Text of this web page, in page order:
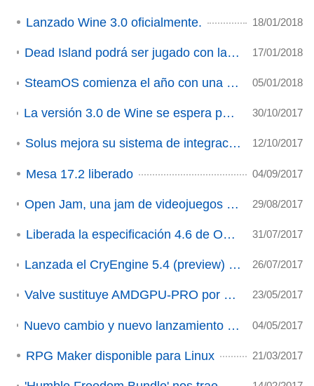
Lanzado Wine 3.0 oficialmente. 18/01/2018
Dead Island podrá ser jugado con la próxima versión de Mesa. 17/01/2018
SteamOS comienza el año con una nueva versión Beta. 05/01/2018
La versión 3.0 de Wine se espera para finales de año con Direct3D 11 (ACTUALIZACIÓN) 30/10/2017
Solus mejora su sistema de integración con Steam 12/10/2017
Mesa 17.2 liberado 04/09/2017
Open Jam, una jam de videojuegos con espíritu open source 29/08/2017
Liberada la especificación 4.6 de OpenGL 31/07/2017
Lanzada el CryEngine 5.4 (preview) con soporte para Vulkan en modo beta 26/07/2017
Valve sustituye AMDGPU-PRO por Mesa en SteamOS (ACTUALIZADO) 23/05/2017
Nuevo cambio y nuevo lanzamiento en Steam: cambia su sistema de regalos y anuncia Steam Audio para Unreal Engine 04/05/2017
RPG Maker disponible para Linux 21/03/2017